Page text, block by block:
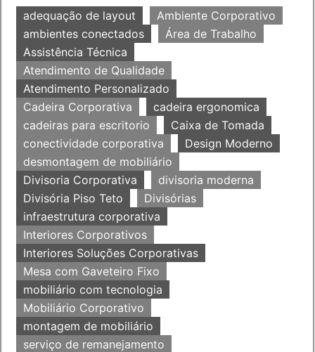
adequação de layout
Ambiente Corporativo
ambientes conectados
Área de Trabalho
Assistência Técnica
Atendimento de Qualidade
Atendimento Personalizado
Cadeira Corporativa
cadeira ergonomica
cadeiras para escritorio
Caixa de Tomada
conectividade corporativa
Design Moderno
desmontagem de mobiliário
Divisoria Corporativa
divisoria moderna
Divisória Piso Teto
Divisórias
infraestrutura corporativa
Interiores Corporativos
Interiores Soluções Corporativas
Mesa com Gaveteiro Fixo
mobiliário com tecnologia
Mobiliário Corporativo
montagem de mobiliário
serviço de remanejamento